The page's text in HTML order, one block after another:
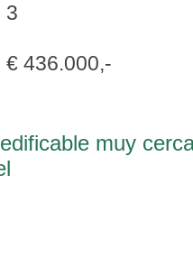
3
€ 436.000,-
muy